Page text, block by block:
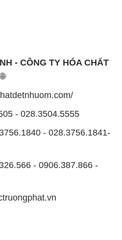
- CÔNG TY HÓA CHẤT
- 028.3504.5555
- 028.3756.1841-
- 0906.387.866 -